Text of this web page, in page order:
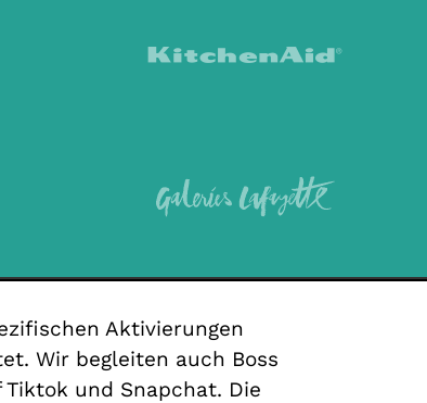
Aktivierungen
Wir begleiten auch Boss
und Snapchat. Die